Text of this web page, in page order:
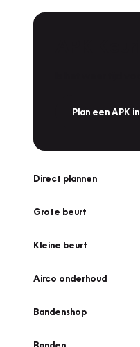
Plan een APK in
Direct plannen
Grote beurt
Kleine beurt
Airco onderhoud
Bandenshop